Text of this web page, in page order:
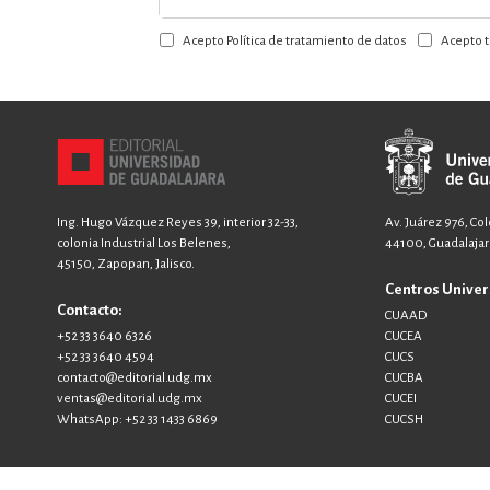
a
nuestroAcepto Política de tratamiento de datos Acepto
Ing. Hugo Vázquez Reyes 39, interior 32-33,
colonia Industrial Los Belenes,
45150, Zapopan, Jalisco.
Contacto:
+52 33 3640 6326
+52 33 3640 4594
contacto@editorial.udg.mx
ventas@editorial.udg.mx
WhatsApp: +52 33 1433 6869
Av. Juárez 976,
44100,
Centros
CUAAD
CUCEA
CUCS
CUCBA
CUCEI
CUCSH